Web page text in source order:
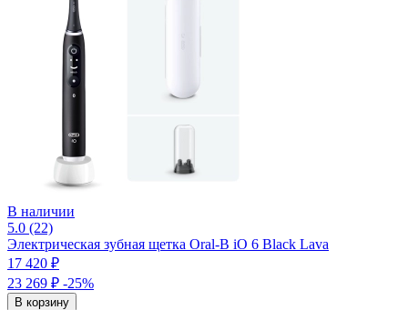
В наличии
5.0 (22)
Электрическая зубная щетка Oral-B iO 6 Black Lava
17 420 ₽
23 269 ₽ -25%
В корзину